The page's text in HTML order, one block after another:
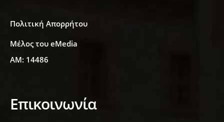
Πολιτική Απορρήτου
Μέλος του eMedia
ΑΜ: 14486
Επικοινωνία